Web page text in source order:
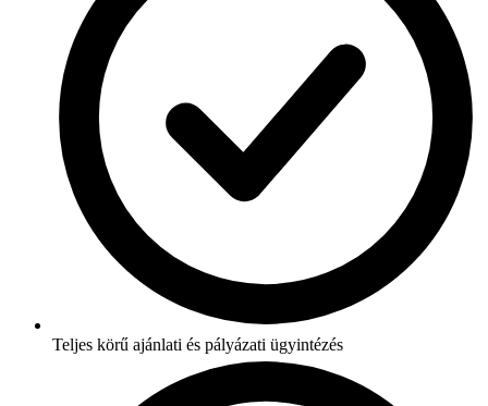
Teljes körű ajánlati és pályázati ügyintézés